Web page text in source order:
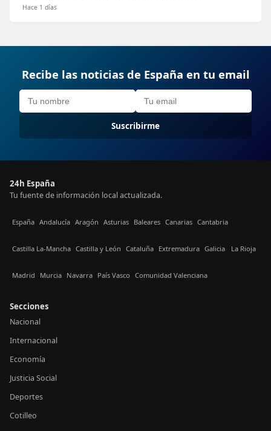
Hace 1 días
Recibe las noticias de España en tu email
Suscribirme
24h España
Tu fuente de información local actualizada.
España Andalucía Aragón Asturias Baleares Canarias Cantabria
Castilla La-Mancha Castilla y León Cataluña Extremadura Galicia La Rioja
Madrid Murcia Navarra País Vasco Comunidad Valenciana
Secciones
Nacional
Internacional
Economía
Justicia Social
Deportes
Cotilleo